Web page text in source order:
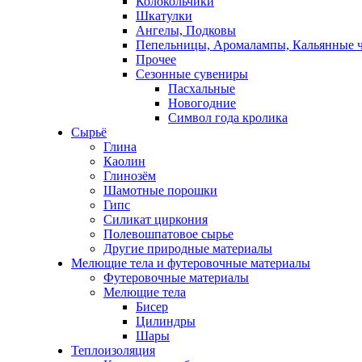
Шкатулки
Ангелы, Подковы
Пепельницы, Аромалампы, Кальянные
Прочее
Сезонные сувениры
Пасхальные
Новогодние
Символ года кролика
Сырьё
Глина
Каолин
Глинозём
Шамотные порошки
Гипс
Силикат циркония
Полевошпатовое сырье
Другие природные материалы
Мелющие тела и футеровочные материалы
Футеровочные материалы
Мелющие тела
Бисер
Цилиндры
Шары
Теплоизоляция